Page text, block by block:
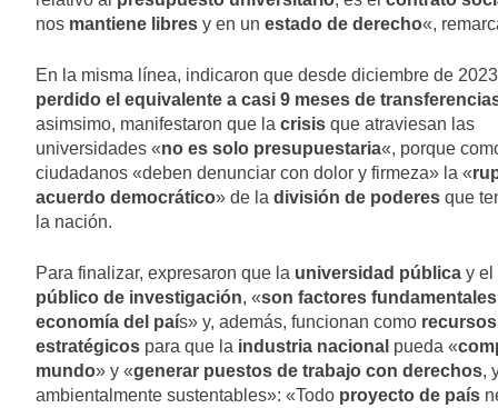
nos mantiene libres y en un estado de derecho«,
En la misma línea, indicaron que desde diciembre de
perdido el equivalente a casi 9 meses de
asimsimo, manifestaron que la crisis que atraviesan las
universidades «no es solo presupuestaria«, porque
ciudadanos «deben denunciar con dolor y firmeza» la «
acuerdo democrático» de la división de poderes que
la nación.
Para finalizar, expresaron que la universidad pública y el
público de investigación, «son factores
economía del país» y, además, funcionan como recursos
estratégicos para que la industria nacional pueda «
mundo» y «generar puestos de trabajo con derechos,
ambientalmente sustentables»: «Todo proyecto de país